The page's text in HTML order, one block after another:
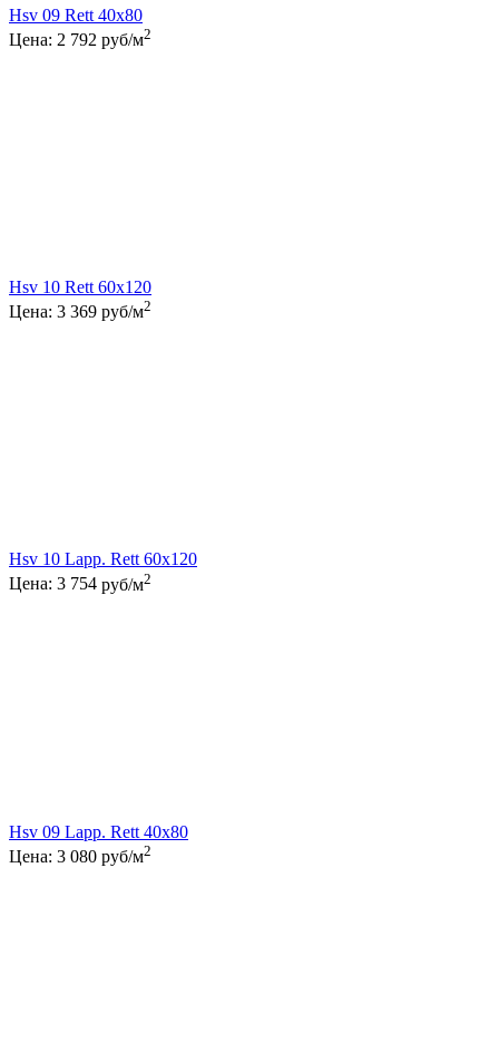
Hsv 09 Rett 40x80
Цена: 2 792 руб/м2
Hsv 10 Rett 60x120
Цена: 3 369 руб/м2
Hsv 10 Lapp. Rett 60x120
Цена: 3 754 руб/м2
Hsv 09 Lapp. Rett 40x80
Цена: 3 080 руб/м2